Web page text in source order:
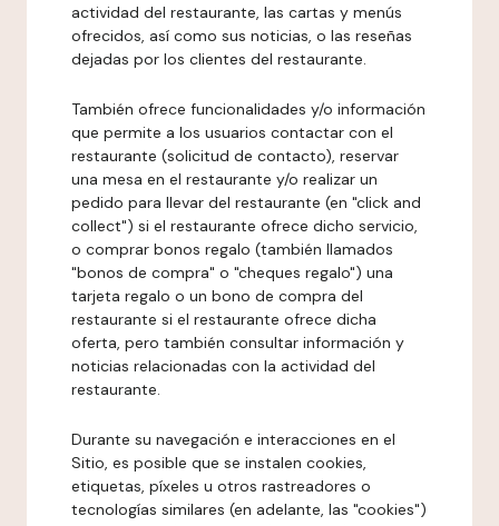
actividad del restaurante, las cartas y menús
ofrecidos, así como sus noticias, o las reseñas
dejadas por los clientes del restaurante.
También ofrece funcionalidades y/o información
que permite a los usuarios contactar con el
restaurante (solicitud de contacto), reservar
una mesa en el restaurante y/o realizar un
pedido para llevar del restaurante (en "click and
collect") si el restaurante ofrece dicho servicio,
o comprar bonos regalo (también llamados
"bonos de compra" o "cheques regalo") una
tarjeta regalo o un bono de compra del
restaurante si el restaurante ofrece dicha
oferta, pero también consultar información y
noticias relacionadas con la actividad del
restaurante.
Durante su navegación e interacciones en el
Sitio, es posible que se instalen cookies,
etiquetas, píxeles u otros rastreadores o
tecnologías similares (en adelante, las "cookies")